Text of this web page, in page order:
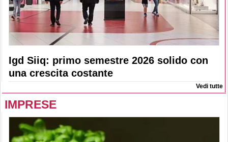
Igd Siiq: primo semestre 2026 solido con
una crescita costante
Vedi tutte
IMPRESE